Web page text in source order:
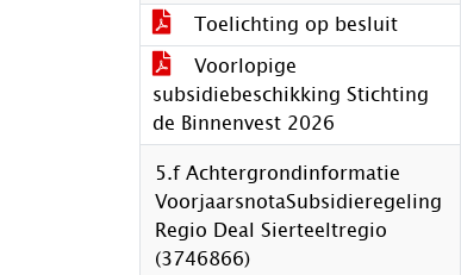
Toelichting op besluit
Voorlopige
subsidiebeschikking Stichting
de Binnenvest 2026
5.f Achtergrondinformatie
VoorjaarsnotaSubsidieregeling
Regio Deal Sierteeltregio
(3746866)